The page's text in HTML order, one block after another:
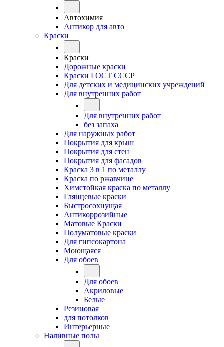
Автохимия
Антикор для авто
Краски
Краски
Дорожные краски
Краски ГОСТ СССР
Для детских и медицинских учреждений
Для внутренних работ
Для внутренних работ
без запаха
Для наружных работ
Покрытия для крыш
Покрытия для стен
Покрытия для фасадов
Краска 3 в 1 по металлу
Краска по ржавчине
Химстойкая краска по металлу
Глянцевые краски
Быстросохнущая
Антикоррозийные
Матовые Краски
Полуматовые краски
Для гипсокартона
Моющаяся
Для обоев
Для обоев
Акриловые
Белые
Резиновая
для потолков
Интерьерные
Наливные полы